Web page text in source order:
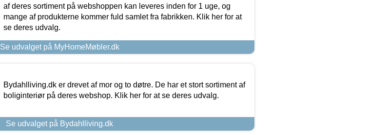
af deres sortiment på webshoppen kan leveres inden for 1 uge, og
mange af produkterne kommer fuld samlet fra fabrikken. Klik her for at
se deres udvalg.
Se udvalget på MyHomeMøbler.dk
Bydahlliving.dk er drevet af mor og to døtre. De har et stort sortiment af
boliginteriør på deres webshop. Klik her for at se deres udvalg.
Se udvalget på Bydahlliving.dk